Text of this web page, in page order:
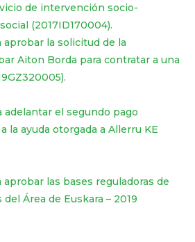
de intervención socio-
(2017ID170004).
aprobar la solicitud de la
Aiton Borda para contratar a una
adelantar el segundo pago
la ayuda otorgada a Allerru KE
aprobar las bases reguladoras de
Área de Euskara – 2019